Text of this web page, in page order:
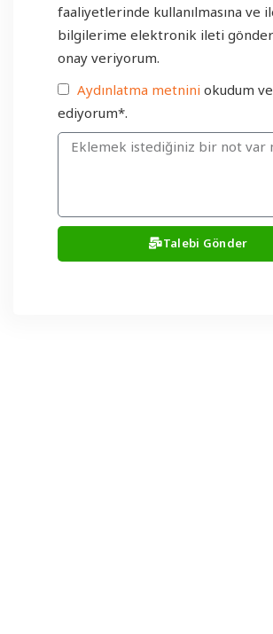
faaliyetlerinde kullanılmasına ve
bilgilerime elektronik ileti
onay veriyorum.
Aydınlatma metnini okudum
ediyorum*.
Talebi Gönder